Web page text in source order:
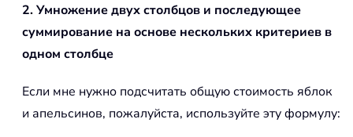
2. Умножение двух столбцов и последующее
суммирование на основе нескольких критериев в
одном столбце
Если мне нужно подсчитать общую стоимость яблок
и апельсинов, пожалуйста, используйте эту формулу: